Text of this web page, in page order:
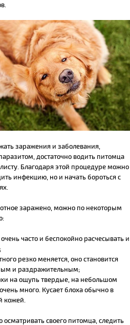
заражения и заболевания,
достаточно водить питомца
Благодаря этой процедуре можно
инфекцию, но и начать бороться с
заражено, можно по некоторым
часто и беспокойно расчесывать и
резко меняется, оно становится
и раздражительным;
на ощупь твердые, на небольшом
много. Кусает блоха обычно в
кожей.
осматривать своего питомца, следить